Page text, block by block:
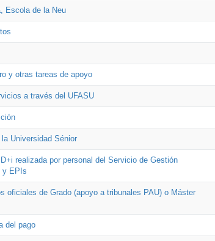
Escola de la Neu
y otras tareas de apoyo
a través del UFASU
Universidad Sénior
realizada por personal del Servicio de Gestión
y EPIs
oficiales de Grado (apoyo a tribunales PAU) o Máster
del pago